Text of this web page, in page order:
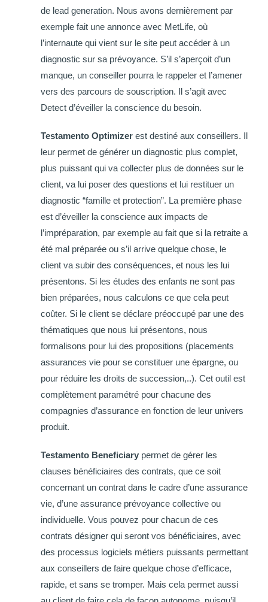
de lead generation. Nous avons dernièrement par
exemple fait une annonce avec MetLife, où
l’internaute qui vient sur le site peut accéder à un
diagnostic sur sa prévoyance. S’il s’aperçoit d’un
manque, un conseiller pourra le rappeler et l’amener
vers des parcours de souscription. Il s’agit avec
Detect d’éveiller la conscience du besoin.
Testamento Optimizer est destiné aux conseillers. Il
leur permet de générer un diagnostic plus complet,
plus puissant qui va collecter plus de données sur le
client, va lui poser des questions et lui restituer un
diagnostic “famille et protection”. La première phase
est d’éveiller la conscience aux impacts de
l’impréparation, par exemple au fait que si la retraite a
été mal préparée ou s’il arrive quelque chose, le
client va subir des conséquences, et nous les lui
présentons. Si les études des enfants ne sont pas
bien préparées, nous calculons ce que cela peut
coûter. Si le client se déclare préoccupé par une des
thématiques que nous lui présentons, nous
formalisons pour lui des propositions (placements
assurances vie pour se constituer une épargne, ou
pour réduire les droits de succession,..). Cet outil est
complètement paramétré pour chacune des
compagnies d’assurance en fonction de leur univers
produit.
Testamento Beneficiary permet de gérer les
clauses bénéficiaires des contrats, que ce soit
concernant un contrat dans le cadre d’une assurance
vie, d’une assurance prévoyance collective ou
individuelle. Vous pouvez pour chacun de ces
contrats désigner qui seront vos bénéficiaires, avec
des processus logiciels métiers puissants permettant
aux conseillers de faire quelque chose d’efficace,
rapide, et sans se tromper. Mais cela permet aussi